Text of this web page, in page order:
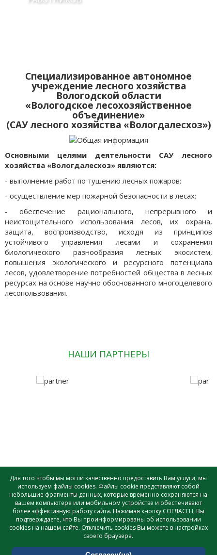
Специализированное автономное
учреждение лесного хозяйства
Вологодской области
«Вологодское лесохозяйственное
объединение»
(САУ лесного хозяйства «Вологдалесхоз»)
Основными целями деятельности САУ лесного
хозяйства «Вологдалесхоз» являются:
- выполнение работ по тушению лесных пожаров;
- осуществление мер пожарной безопасности в лесах;
- обеспечение рационального, непрерывного и
неистощительного использования лесов, их охрана,
защита, воспроизводство, исходя из принципов
устойчивого управления лесами и сохранения
биологического разнообразия лесных экосистем,
повышения экологического и ресурсного потенциала
лесов, удовлетворение потребностей общества в лесных
ресурсах на основе научно обоснованного многоцелевого
лесопользования.
НАШИ ПАРТНЕРЫ
САУ лесного хозяйства ВО «ВОЛОГДАЛЕСХОЗ» © - 2026 |
Создание и поддержка сайта
Для того чтобы мы могли качественно предоставить Вам услуги, мы
используем файлы cookies. Файлы cookie представляют собой
небольшие фрагменты данных, которые временно сохраняются на
вашем компьютере или мобильном устройстве и обеспечивают
более эффективную работу сайта. Нажимая кнопку СОГЛАСЕН, Вы
подтверждаете, что Вы проинформированы об использовании
cookies на нашем сайте. Отключить cookies Вы можете в настройках
своего браузера.